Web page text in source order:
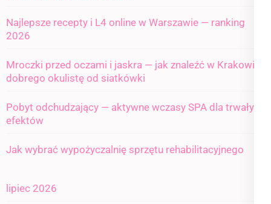
Najlepsze recepty i L4 online w Warszawie — ranking
2026
Mroczki przed oczami i jaskra — jak znaleźć w Krakowie
dobrego okulistę od siatkówki
Pobyt odchudzający — aktywne wczasy SPA dla trwałych
efektów
Jak wybrać wypożyczalnię sprzętu rehabilitacyjnego
lipiec 2026